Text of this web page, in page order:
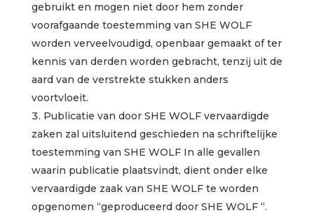
gebruikt en mogen niet door hem zonder
voorafgaande toestemming van SHE WOLF
worden verveelvoudigd, openbaar gemaakt of ter
kennis van derden worden gebracht, tenzij uit de
aard van de verstrekte stukken anders
voortvloeit.
Publicatie van door SHE WOLF vervaardigde
zaken zal uitsluitend geschieden na schriftelijke
toestemming van SHE WOLF In alle gevallen
waarin publicatie plaatsvindt, dient onder elke
vervaardigde zaak van SHE WOLF te worden
opgenomen “geproduceerd door SHE WOLF “.